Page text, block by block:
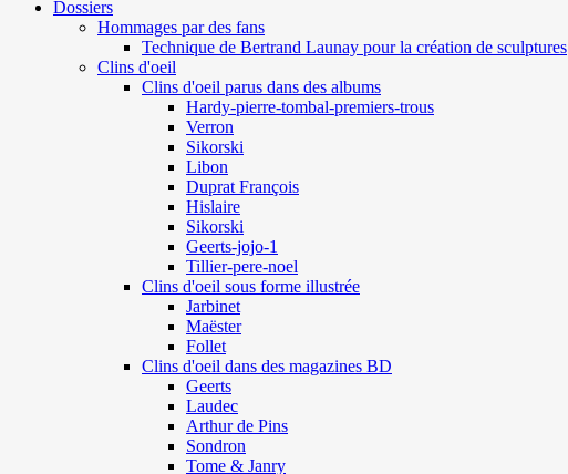
Dossiers
Hommages par des fans
Technique de Bertrand Launay pour la création de sculptures
Clins d'oeil
Clins d'oeil parus dans des albums
Hardy-pierre-tombal-premiers-trous
Verron
Sikorski
Libon
Duprat François
Hislaire
Sikorski
Geerts-jojo-1
Tillier-pere-noel
Clins d'oeil sous forme illustrée
Jarbinet
Maëster
Follet
Clins d'oeil dans des magazines BD
Geerts
Laudec
Arthur de Pins
Sondron
Tome & Janry